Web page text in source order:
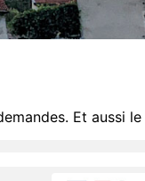
Et aussi le